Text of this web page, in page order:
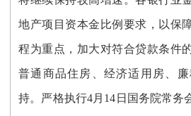
地产项目资本金比例要求，以保
程为重点，加大对符合贷款条件
普通商品住房、经济适用房、
持。严格执行4月14日国务院常务